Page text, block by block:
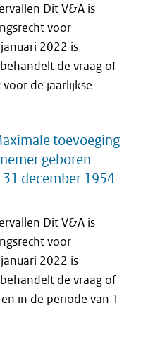
Dit V&A is
voor
2022 is
de vraag of
de jaarlijkse
toevoeging
geboren
december 1954
Dit V&A is
voor
2022 is
de vraag of
in de periode van 1